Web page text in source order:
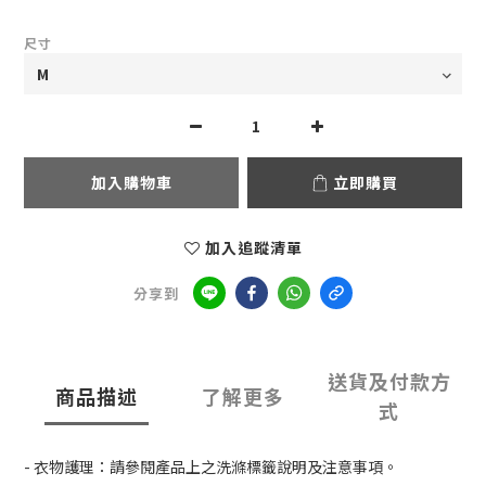
尺寸
加入購物車 立即購買
加入追蹤清單
分享到
商品描述 了解更多
送貨及付款方
式
- 衣物護理：請參閱產品上之洗滌標籤說明及注意事項。